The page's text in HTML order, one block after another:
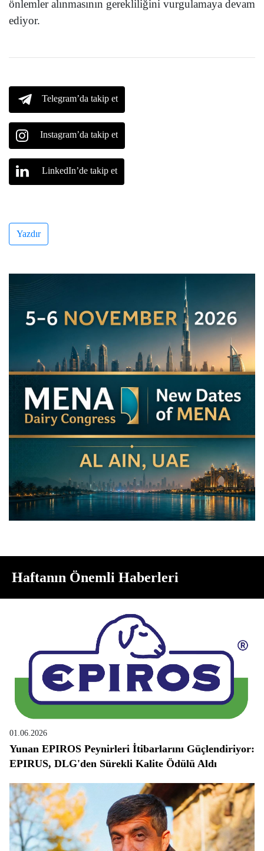
önlemler alınmasının gerekliliğini vurgulamaya devam
ediyor.
Telegram’da takip et
Instagram’da takip et
LinkedIn’de takip et
Yazdır
Haftanın Önemli Haberleri
01.06.2026
Yunan EPIROS Peynirleri İtibarlarını Güçlendiriyor:
EPIRUS, DLG'den Sürekli Kalite Ödülü Aldı